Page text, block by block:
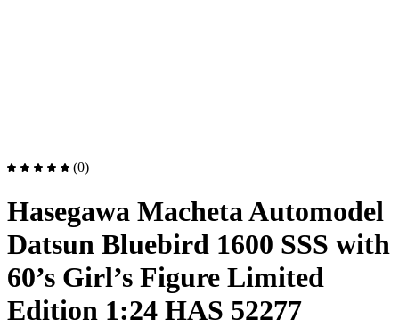
(0)
Hasegawa Macheta Automodel
Datsun Bluebird 1600 SSS with
60’s Girl’s Figure Limited
Edition 1:24 HAS 52277